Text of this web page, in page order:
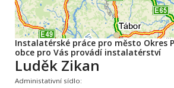
Instalatérské práce pro město Okres
obce pro Vás provádí instalatérství
Luděk Zikan
Administativní sídlo: